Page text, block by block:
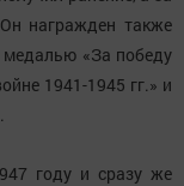
награжден также
медалью «За победу
1941-1945 гг.» и
году и сразу же